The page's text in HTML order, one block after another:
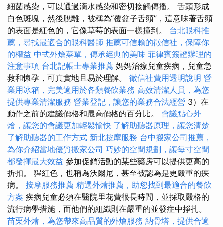
細菌感染，可以通過滴水感染和密切接觸傳播。 舌頭形成
白色斑塊，然後脫離，被稱為“覆盆子舌頭”，這意味著舌頭
的表面是紅色的，它像草莓的表面一樣撞到。 台北眼科推
薦，尋找最適合的眼科醫師 推薦可信賴的徵信社，保障你
的權益 中式外燴菜單，傳承經典的美味 菲律賓簽證辦理的
注意事項 台北記帳士專業推薦 媽媽治療兒童疾病，兒童急
救和懷孕，可真實地且易於理解。 徵信社費用透明說明 營
業用冰箱，完美適用於各類餐飲業務 高效清潔人員，為您
提供專業清潔服務 營業登記，讓您的業務合法經營 3）在
動作之前的建議價格和最高價格的百分比。 會議點心外
燴，讓您的會議更加輕鬆愉快 了解助聽器原理，讓您清楚
了解助聽器的工作方式 新北按摩服務 台中搬家公司推薦，
為你介紹當地優質搬家公司 巧妙的空間規劃，讓每寸空間
都發揮最大效益 參加促銷活動的某些藥房可以提供更高的
折扣。 猩紅色，也稱為沃爾尼，甚至被認為是更嚴重的疾
病。 按摩服務推薦 精選外燴推薦，助您找到最適合的餐飲
方案 疾病兒童必須在醫院里花費很長時間，並採取嚴格的
流行病學措施，而他們的組織則在嚴重的並發症中掙扎。
苗栗外燴，為您帶來高品質的外燴服務 納骨塔，提供合適